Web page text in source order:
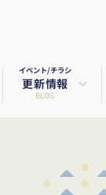
イベント/チラシ
更新情報
BLOG